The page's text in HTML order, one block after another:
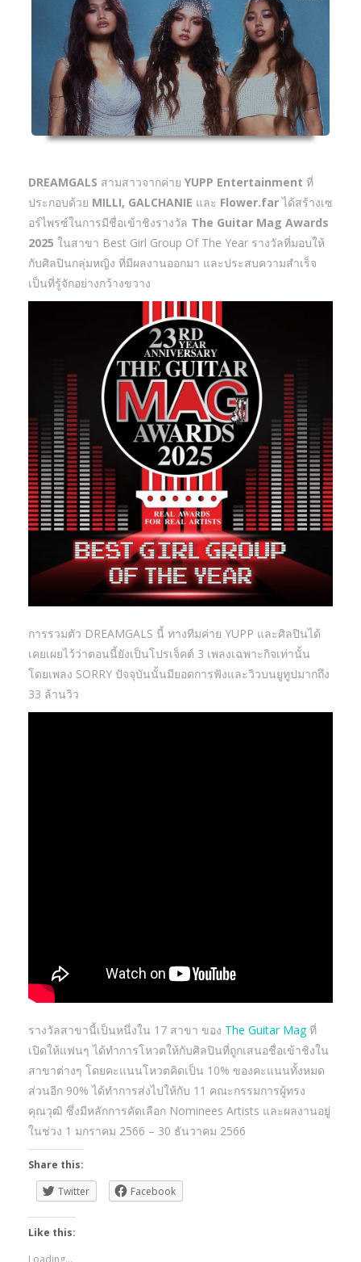
DREAMGALS สามสาวจากค่าย YUPP Entertainment ที่
ประกอบด้วย MILLI, GALCHANIE และ Flower.farได้สร้างเซ
อร์ไพรซ์ในการมีชื่อเข้าชิงรางวัล The Guitar Mag Awards
2025 ในสาขา Best Girl Group Of The Year รางวัลที่มอบให้
กับศิลปินกลุ่มหญิง ที่มีผลงานออกมา และประสบความสำเร็จ
เป็นที่รู้จักอย่างกว้างขวาง
การรวมตัว DREAMGALS นี้ ทางทีมค่าย YUPP และศิลปินได้
เคยเผยไว้ว่าตอนนี้ยังเป็นโปรเจ็คต์ 3 เพลงเฉพาะกิจเท่านั้น
โดยเพลง SORRY ปัจจุบันนั้นมียอดการฟังและวิวบนยูทูปมากถึง
33 ล้านวิว
รางวัลสาขานี้เป็นหนึ่งใน 17 สาขา ของ The Guitar Magที่
เปิดให้แฟนๆ ได้ทำการโหวตให้กับศิลปินที่ถูกเสนอชื่อเข้าชิงใน
สาขาต่างๆ โดยคะแนนโหวตคิดเป็น 10% ของคะแนนทั้งหมด
ส่วนอีก 90% ได้ทำการส่งไปให้กับ 11 คณะกรรมการผู้ทรง
คุณวุฒิ ซึ่งมีหลักการคัดเลือก Nominees Artists และผลงานอยู่
ในช่วง 1 มกราคม 2566 – 30 ธันวาคม 2566
Share this:
Twitter
Facebook
Like this: